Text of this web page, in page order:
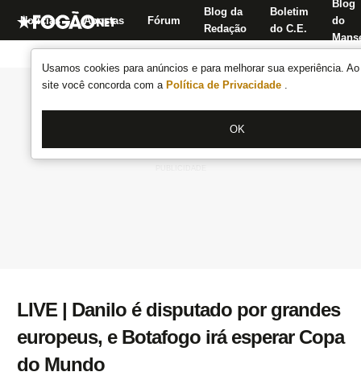
Usamos cookies para anúncios e para melhorar sua experiência.
site você concorda com a Política de Privacidade .
OK
Notícias Apostas Fórum
Blog da
Redação
Boletim
do C.E.
Blog
do
LIVE | Danilo é disputado por grandes
europeus, e Botafogo irá esperar Copa
do Mundo